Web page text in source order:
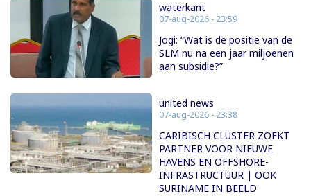
waterkant
07-aug-2026 - 23:59
Jogi: “Wat is de positie van de
SLM nu na een jaar miljoenen
aan subsidie?”
united news
07-aug-2026 - 23:38
CARIBISCH CLUSTER ZOEKT
PARTNER VOOR NIEUWE
HAVENS EN OFFSHORE-
INFRASTRUCTUUR | OOK
SURINAME IN BEELD